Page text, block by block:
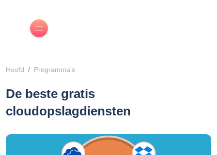
Hoofd Programma's
De beste gratis
cloudopslagdiensten